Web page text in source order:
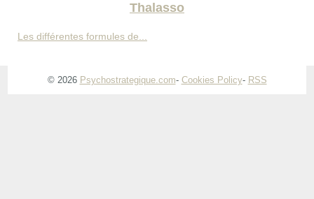
Thalasso
Les différentes formules de...
© 2026 Psychostrategique.com- Cookies Policy- RSS